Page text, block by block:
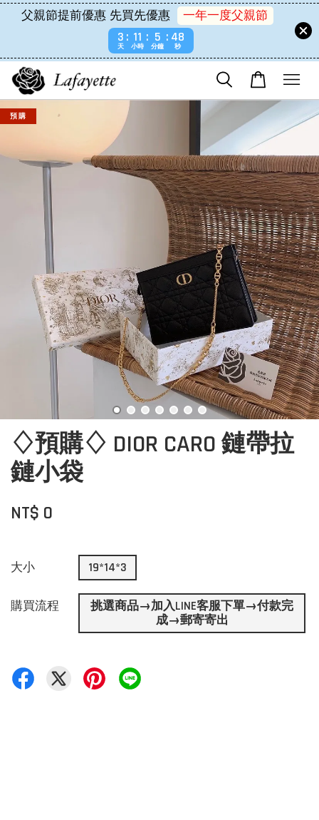
父親節提前優惠 先買先優惠
一年一度父親節
3
天
11
小時
5
分鐘
48
秒
預 購
♢預購♢ DIOR CARO 鏈帶拉
鏈小袋
NT$ 0
大小 19*14*3
購買流程
挑選商品→加入LINE客服下單→付款完
成→郵寄寄出